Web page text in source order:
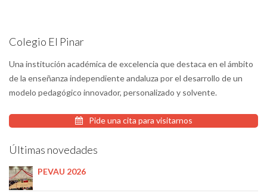
Colegio El Pinar
Una institución académica de excelencia que destaca en el ámbito
de la enseñanza independiente andaluza por el desarrollo de un
modelo pedagógico innovador, personalizado y solvente.
Pide una cita para visitarnos
Últimas novedades
PEVAU 2026